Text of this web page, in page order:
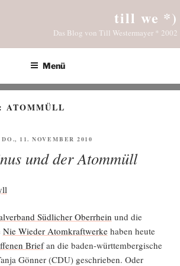
till we *)
Das Blog von Till Westermayer * 2002
Menü
ATOMMÜLL
VERÖFFENTLICHT
DO., 11. NOVEMBER 2010
und der Atommüll
Süd­li­cher Ober­rhein und die
Nie Wie­der Atom­kraft­wer­kehaben heu­te
Briefan die baden-würt­tem­ber­gi­sche
Gön­ner (CDU) geschrie­ben. Oder